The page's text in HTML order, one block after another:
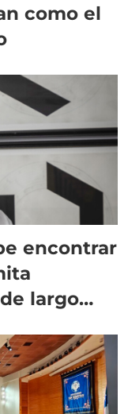
como el
encontrar
largo